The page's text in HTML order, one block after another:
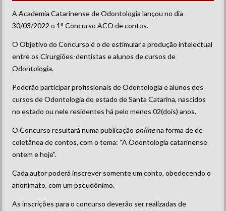
A Academia Catarinense de Odontologia lançou no dia
30/03/2022 o 1° Concurso ACO de contos.
O Objetivo do Concurso é o de estimular a produção intelectual
entre os Cirurgiões-dentistas e alunos de cursos de
Odontologia.
Poderão participar profissionais de Odontologia e alunos dos
cursos de Odontologia do estado de Santa Catarina, nascidos
no estado ou nele residentes há pelo menos 02(dois) anos.
O Concurso resultará numa publicação onlinena forma de de
coletânea de contos, com o tema: “A Odontologia catarinense
ontem e hoje”.
Cada autor poderá inscrever somente um conto, obedecendo o
anonimato, com um pseudônimo.
As inscrições para o concurso deverão ser realizadas de